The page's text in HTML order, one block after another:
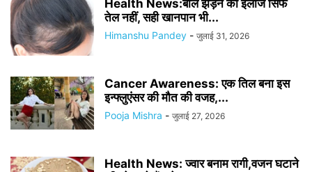
Health News:बाल झड़ने का इलाज सिर्फ
तेल नहीं, सही खानपान भी...
Himanshu Pandey - जुलाई 31, 2026
Cancer Awareness: एक तिल बना इस
इन्फ्लुएंसर की मौत की वजह,...
Pooja Mishra - जुलाई 27, 2026
Health News: ज्वार बनाम रागी,वजन घटाने